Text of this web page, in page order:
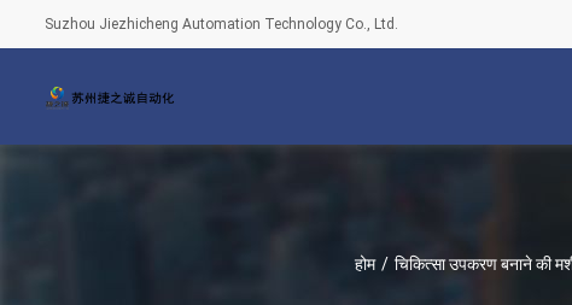
Suzhou Jiezhicheng Automation Technology Co., Ltd.
होम / चिकित्सा उपकरण बनाने की